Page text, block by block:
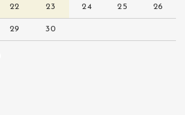
22 23 24 25 26
29 30